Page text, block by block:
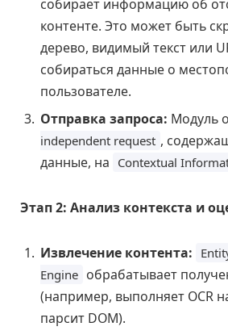
собирает информацию об
контенте. Это может быть
дерево, видимый текст или
собираться данные о
пользователе.
Отправка запроса: Модуль
independent request ,
данные, на Contextual
Этап 2: Анализ контекста и
Извлечение контента:
Engine обрабатывает
(например, выполняет OCR
парсит DOM).